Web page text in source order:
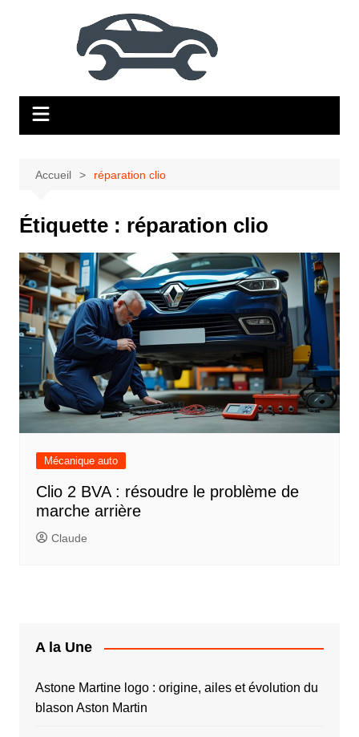
Accueil réparation clio
Étiquette : réparation clio
Mécanique auto
Clio 2 BVA : résoudre le problème de
marche arrière
Claude
A la Une
Astone Martine logo : origine, ailes et évolution du
blason Aston Martin